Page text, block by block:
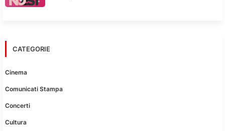
CATEGORIE
Cinema
Comunicati Stampa
Concerti
Cultura